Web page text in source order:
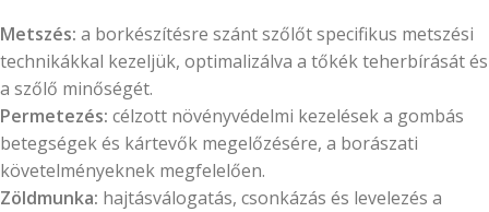
Metszés: a borkészítésre szánt szőlőt specifikus metszési
technikákkal kezeljük, optimalizálva a tőkék teherbírását és
a szőlő minőségét.
Permetezés: célzott növényvédelmi kezelések a gombás
betegségek és kártevők megelőzésére, a borászati
követelményeknek megfelelően.
Zöldmunka: hajtásválogatás, csonkázás és levelezés a